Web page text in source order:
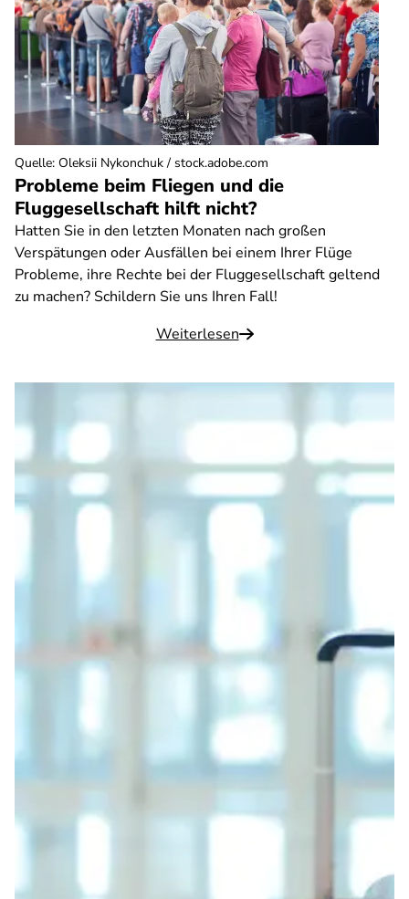
Probleme beim Fliegen und die
Fluggesellschaft hilft nicht?
Hatten Sie in den letzten Monaten nach großen
Verspätungen oder Ausfällen bei einem Ihrer Flüge
Probleme, ihre Rechte bei der Fluggesellschaft geltend
zu machen? Schildern Sie uns Ihren Fall!
Weiterlesen
Quelle: Oleksii Nykonchuk / stock.adobe.com